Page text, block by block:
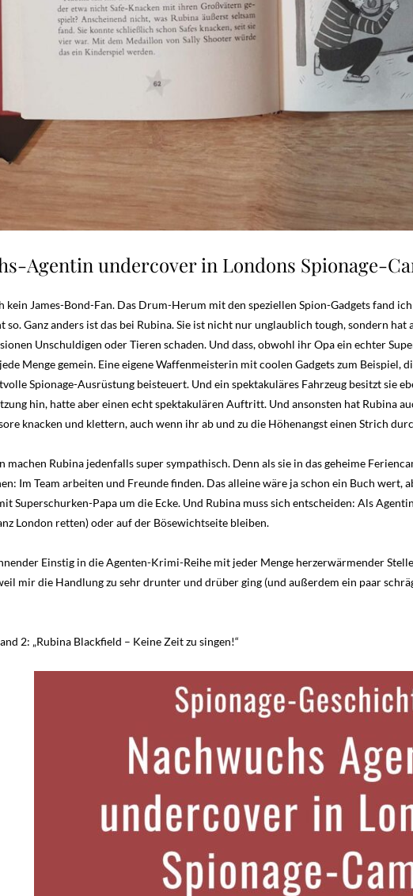
Agentin undercover in Londons Spionage-
kein James-Bond-Fan. Das Drum-Herum mit den speziellen Spion-Gadgets fand
so. Ganz anders ist das bei Rubina. Sie ist nicht nur unglaublich tough, sondern
Unschuldigen oder Tieren schaden. Und dass, obwohl ihr Opa ein echter
Menge gemein. Eine eigene Waffenmeisterin mit coolen Gadgets zum Beispiel,
Spionage-Ausrüstung beisteuert. Und ein spektakuläres Fahrzeug besitzt sie
hin, hatte aber einen echt spektakulären Auftritt. Und ansonsten hat Rubina
knacken und klettern, auch wenn ihr ab und zu die Höhenangst einen Strich
machen Rubina jedenfalls super sympathisch. Denn als sie in das geheime
Im Team arbeiten und Freunde finden. Das alleine wäre ja schon ein Buch wert,
Superschurken-Papa um die Ecke. Und Rubina muss sich entscheiden: Als
London retten) oder auf der Bösewichtseite bleiben.
Einstig in die Agenten-Krimi-Reihe mit jeder Menge herzerwärmender
mir die Handlung zu sehr drunter und drüber ging (und außerdem ein paar
2: „Rubina Blackfield – Keine Zeit zu singen!“